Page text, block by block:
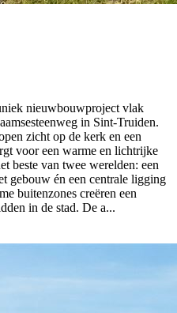
nieuwbouwproject vlak
in Sint-Truiden.
zicht op de kerk en een
voor een warme en lichtrijke
beste van twee werelden: een
gebouw én een centrale ligging
buitenzones creëren een
in de stad. De a...